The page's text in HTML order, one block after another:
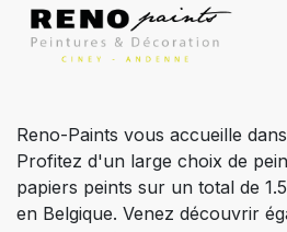
Reno-Paints vous accueille
Profitez d'un large choix de
papiers peints sur un total de
en Belgique. Venez découvrir